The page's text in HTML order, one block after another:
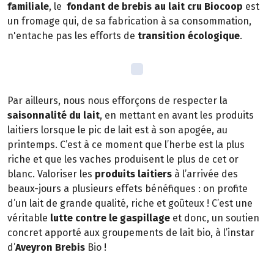
familiale, le fondant de brebis au lait cru Biocoop est
un fromage qui, de sa fabrication à sa consommation,
n'entache pas les efforts de transition écologique.
Par ailleurs, nous nous efforçons de respecter la
saisonnalité du lait, en mettant en avant les produits
laitiers lorsque le pic de lait est à son apogée, au
printemps. C’est à ce moment que l’herbe est la plus
riche et que les vaches produisent le plus de cet or
blanc. Valoriser les produits laitiers à l’arrivée des
beaux-jours a plusieurs effets bénéfiques : on profite
d’un lait de grande qualité, riche et goûteux ! C’est une
véritable lutte contre le gaspillage et donc, un soutien
concret apporté aux groupements de lait bio, à l’instar
d’Aveyron Brebis Bio !